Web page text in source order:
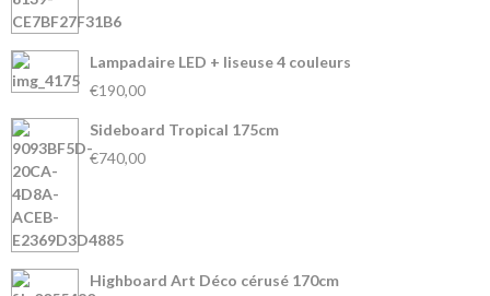
Lampadaire LED + liseuse 4 couleurs
€190,00
Sideboard Tropical 175cm
€740,00
Highboard Art Déco cérusé 170cm